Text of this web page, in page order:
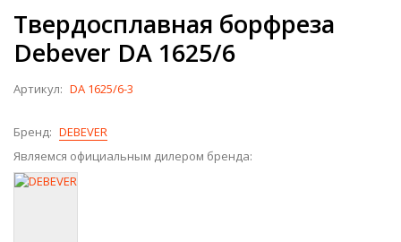
Твердосплавная борфреза
Debever DA 1625/6
Артикул: DA 1625/6-3
Бренд: DEBEVER
Являемся официальным дилером бренда: